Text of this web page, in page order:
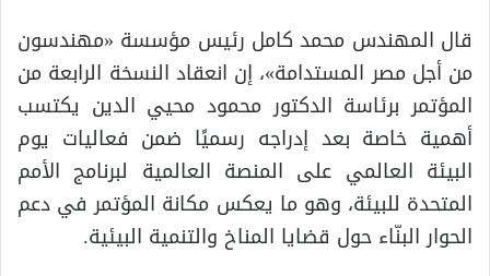
قال المهندس محمد كامل رئيس مؤسسة «مهندسون
من أجل مصر المستدامة»، إن انعقاد النسخة الرابعة من
المؤتمر برئاسة الدكتور محمود محيي الدين يكتسب
أهمية خاصة بعد إدراجه رسميًا ضمن فعاليات يوم
البيئة العالمي على المنصة العالمية لبرنامج الأمم
المتحدة للبيئة، وهو ما يعكس مكانة المؤتمر في دعم
الحوار البنّاء حول قضايا المناخ والتنمية البيئية.